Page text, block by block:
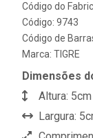
Código do
Código: 9743
Código de
Marca: TIGRE
Dimensões
Altura: 5cm
Largura: